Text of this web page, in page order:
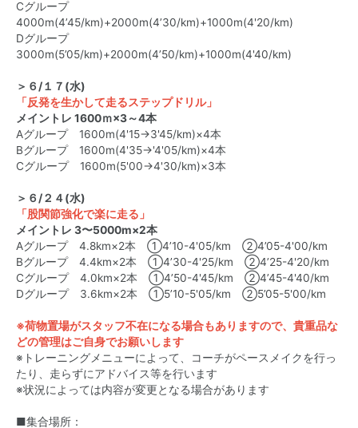
Cグループ
4000m(4’45/km)+2000m(4’30/km)+1000m(4'20/km)
Dグループ
3000m(5’05/km)+2000m(4’50/km)+1000m(4'40/km)
＞６/１７(水)
「反発を生かして走るステップドリル」
メイントレ 1600ｍ×3～4本
Aグループ 1600m(4'15→3'45/km)×4本
Bグループ 1600m(4'35→'4'05/km)×4本
Cグループ 1600m(5'00→4'30/km)×3本
＞６/２４(水)
「股関節強化で楽に走る」
メイントレ 3〜5000m×2本
Aグループ 4.8km×2本 ①4’10-4'05/km ②4’05-4'00/km
Bグループ 4.4km×2本 ①4’30-4'25/km ②4’25-4'20/km
Cグループ 4.0km×2本 ①4’50-4'45/km ②4’45-4'40/km
Dグループ 3.6km×2本 ①5’10-5'05/km ②5’05-5'00/km
※荷物置場がスタッフ不在になる場合もありますので、貴重品な
どの管理はご自身でお願いします
※トレーニングメニューによって、コーチがペースメイクを行っ
たり、走らずにアドバイス等を行います
※状況によっては内容が変更となる場合があります
■集合場所：